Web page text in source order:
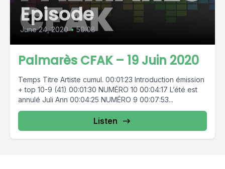
Episode
June 24, 2020 • 50:08
Palmarès CFAK – 19 Juin 2020
Temps Titre Artiste cumul. 00:01:23 Introduction émission
+ top 10-9 (41) 00:01:30 NUMÉRO 10 00:04:17 L’été est
annulé Juli Ann 00:04:25 NUMÉRO 9 00:07:53...
Listen